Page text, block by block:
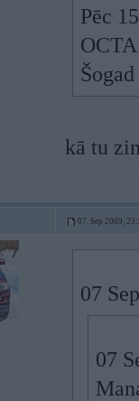
Pēc
kā tu
07. Sep 2009,
07
07